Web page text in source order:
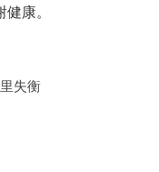
康。
失衡